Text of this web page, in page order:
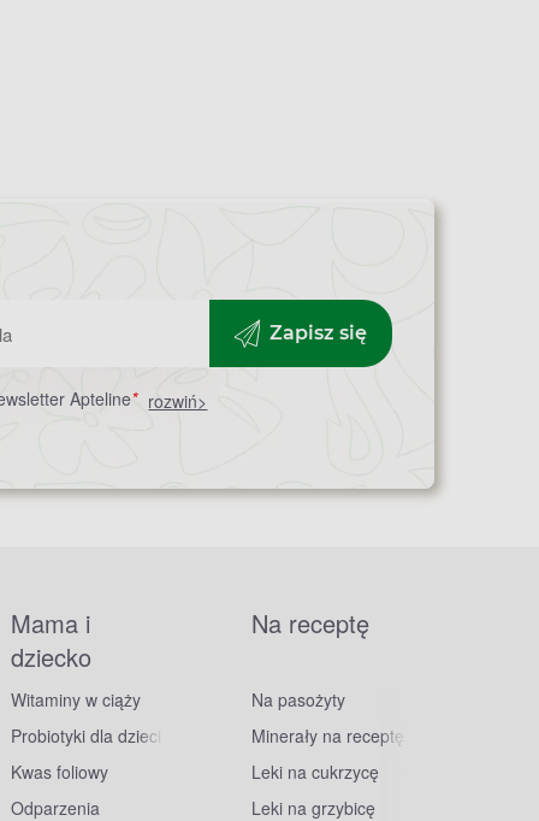
Zapisz się
Apteline* rozwiń>
Mama i
dziecko
Witaminy w ciąży
Probiotyki dla dzieci
Kwas foliowy
Odparzenia
Na receptę
Na pasożyty
Minerały na receptę
Leki na cukrzycę
Leki na grzybicę